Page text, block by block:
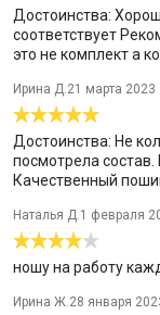
Термобелье
Термобелье этой
носки, как в
будете
прогулках, а также
например, при
Модель из
повседневного
погоду. Идеальное
добавлением
специальное
сохранение тепла.
хорошо сохраняет
Достоинства:
соответствует
это не комплект а
Ирина Д.21 марта 2023
Достоинства: Не
посмотрела
Качественный
Наталья Д.1 февраля
ношу на работу
Ирина Ж.28 января